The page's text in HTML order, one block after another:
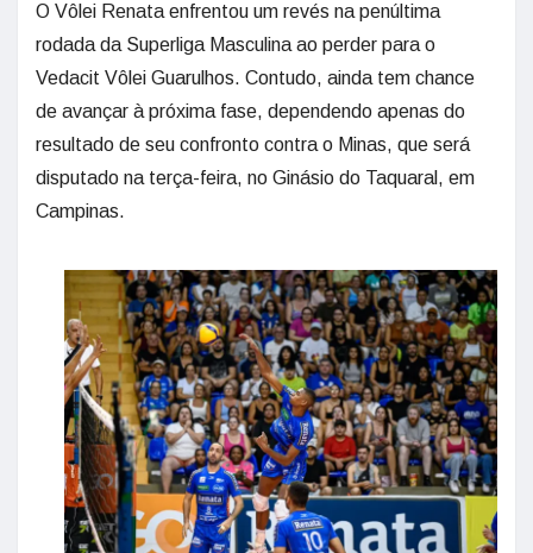
O Vôlei Renata enfrentou um revés na penúltima
rodada da Superliga Masculina ao perder para o
Vedacit Vôlei Guarulhos. Contudo, ainda tem chance
de avançar à próxima fase, dependendo apenas do
resultado de seu confronto contra o Minas, que será
disputado na terça-feira, no Ginásio do Taquaral, em
Campinas.